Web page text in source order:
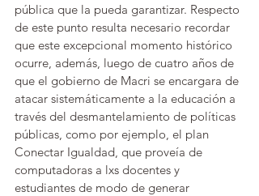
pública que la pueda garantizar. Respecto
de este punto resulta necesario recordar
que este excepcional momento histórico
ocurre, además, luego de cuatro años de
que el gobierno de Macri se encargara de
atacar sistemáticamente a la educación a
través del desmantelamiento de políticas
públicas, como por ejemplo, el plan
Conectar Igualdad, que proveía de
computadoras a lxs docentes y
estudiantes de modo de generar